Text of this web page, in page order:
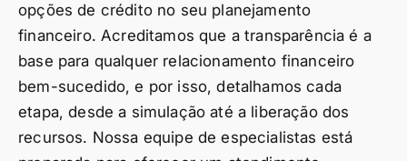
opções de crédito no seu planejamento
financeiro. Acreditamos que a transparência é a
base para qualquer relacionamento financeiro
bem-sucedido, e por isso, detalhamos cada
etapa, desde a simulação até a liberação dos
recursos. Nossa equipe de especialistas está